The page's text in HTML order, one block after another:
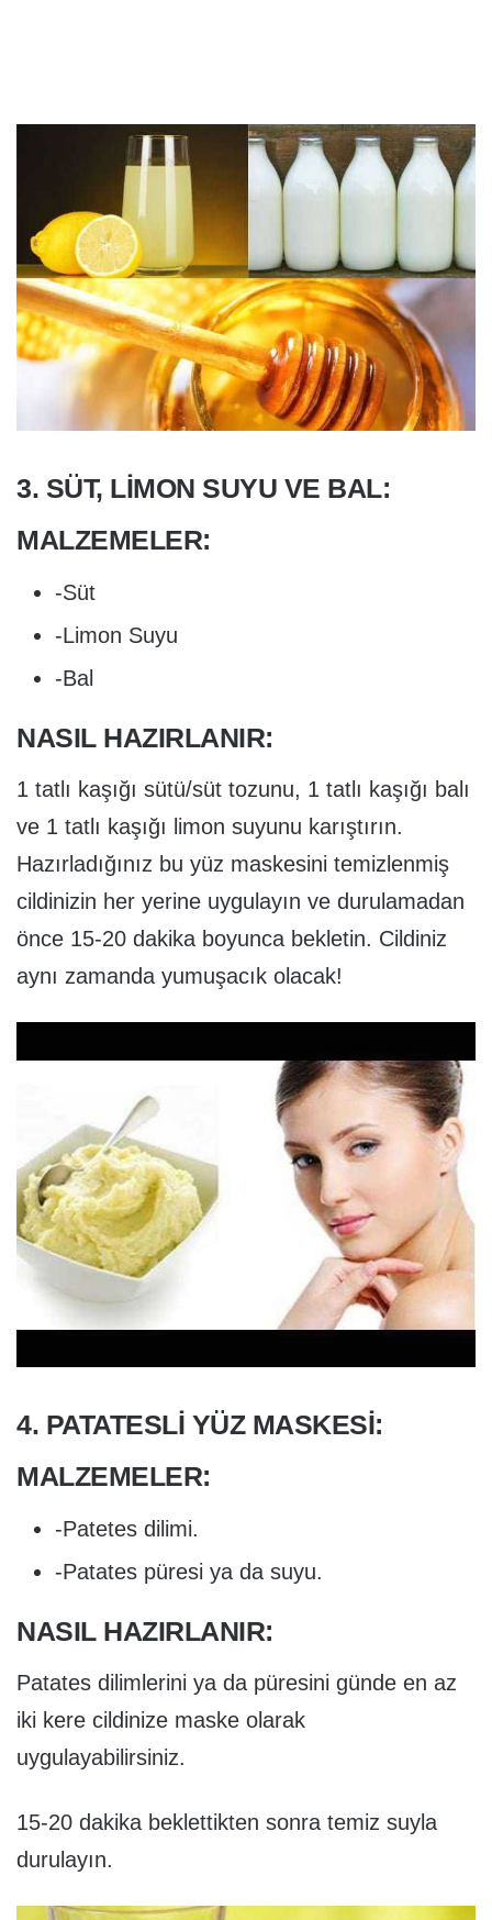
3. SÜT, LIMON SUYU VE BAL:
MALZEMELER:
-Süt
-Limon Suyu
-Bal
NASIL HAZIRLANIR:
1 tatlı kaşığı sütü/süt tozunu, 1 tatlı kaşığı balı
ve 1 tatlı kaşığı limon suyunu karıştırın.
Hazırladığınız bu yüz maskesini temizlenmiş
cildinizin her yerine uygulayın ve durulamadan
önce 15-20 dakika boyunca bekletin. Cildiniz
aynı zamanda yumuşacık olacak!
4. PATATESLI YÜZ MASKESI:
MALZEMELER:
-Patetes dilimi.
-Patates püresi ya da suyu.
NASIL HAZIRLANIR:
Patates dilimlerini ya da püresini günde en az
iki kere cildinize maske olarak
uygulayabilirsiniz.
15-20 dakika beklettikten sonra temiz suyla
durulayın.